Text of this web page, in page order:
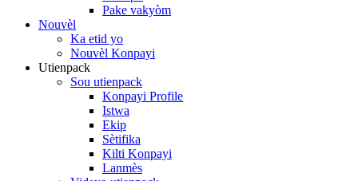
Pake vakyòm
Nouvèl
Ka etid yo
Nouvèl Konpayi
Utienpack
Sou utienpack
Konpayi Profile
Istwa
Ekip
Sètifika
Kilti Konpayi
Lanmès